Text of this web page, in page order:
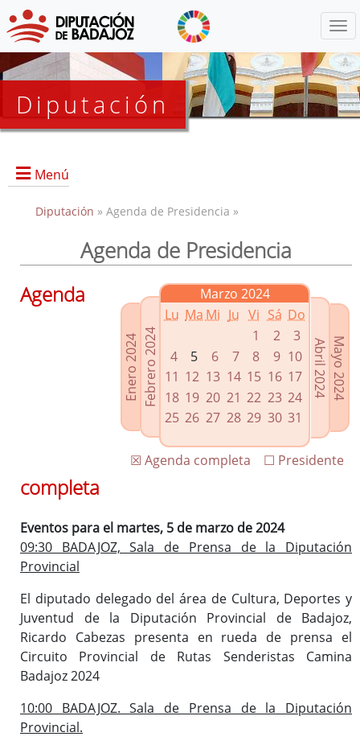
Diputación
Menú
Presidencia
Grupos Políticos
Enlaces relacionados
Agenda de Presidencia
Plenos provinciales y Juntas de gobierno
Oficina de Proyectos Europeos
Diputación » Agenda de Presidencia »
Agenda de Presidencia
Enero 2024Febrero 2024
Marzo 2024
Lu Ma Mi Ju Vi Sá Do
1
2
3
4
5 6 7 8 9 10
11 12 13 14 15 16 17
18 19 20 21 22 23 24
25 26 27 28 29 30 31
Mayo 2024
Abril 2024
☐ Presidente
☒ Agenda completa
Agenda
completa
Eventos para el martes, 5 de marzo de 2024
09:30 BADAJOZ, Sala de Prensa de la Diputación
Provincial
El diputado delegado del área de Cultura, Deportes y
Juventud de la Diputación Provincial de Badajoz,
Ricardo Cabezas presenta en rueda de prensa el
Circuito Provincial de Rutas Senderistas Camina
Badajoz 2024
10:00 BADAJOZ. Sala de Prensa de la Diputación
Provincial.